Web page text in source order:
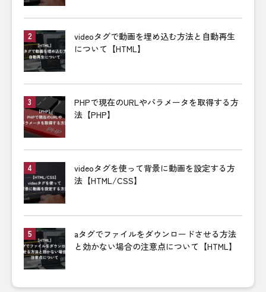
videoタグで動画を埋め込む方法と自動再生
について【HTML】
PHPで現在のURLやパラメータを取得する方
法【PHP】
videoタグを使って背景に動画を設定する方
法【HTML/CSS】
aタグでファイルをダウンロードさせる方法
と効かない場合の注意点について【HTML】